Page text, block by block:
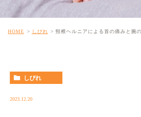
HOME しびれ 頸椎ヘルニアによる首の痛みと腕
しびれ
2023.12.20